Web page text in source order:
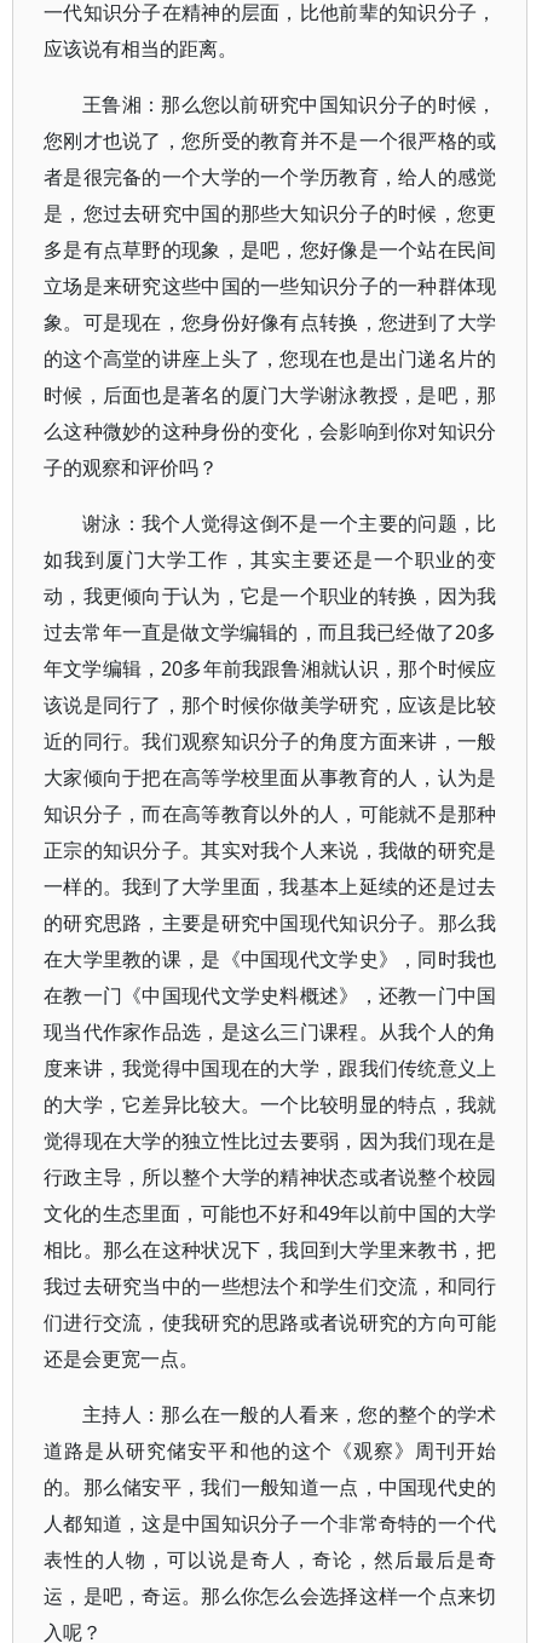
一代知识分子在精神的层面，比他前辈的知识分子，
应该说有相当的距离。
王鲁湘：那么您以前研究中国知识分子的时候，
您刚才也说了，您所受的教育并不是一个很严格的或
者是很完备的一个大学的一个学历教育，给人的感觉
是，您过去研究中国的那些大知识分子的时候，您更
多是有点草野的现象，是吧，您好像是一个站在民间
立场是来研究这些中国的一些知识分子的一种群体现
象。可是现在，您身份好像有点转换，您进到了大学
的这个高堂的讲座上头了，您现在也是出门递名片的
时候，后面也是著名的厦门大学谢泳教授，是吧，那
么这种微妙的这种身份的变化，会影响到你对知识分
子的观察和评价吗？
谢泳：我个人觉得这倒不是一个主要的问题，比
如我到厦门大学工作，其实主要还是一个职业的变
动，我更倾向于认为，它是一个职业的转换，因为我
过去常年一直是做文学编辑的，而且我已经做了20多
年文学编辑，20多年前我跟鲁湘就认识，那个时候应
该说是同行了，那个时候你做美学研究，应该是比较
近的同行。我们观察知识分子的角度方面来讲，一般
大家倾向于把在高等学校里面从事教育的人，认为是
知识分子，而在高等教育以外的人，可能就不是那种
正宗的知识分子。其实对我个人来说，我做的研究是
一样的。我到了大学里面，我基本上延续的还是过去
的研究思路，主要是研究中国现代知识分子。那么我
在大学里教的课，是《中国现代文学史》，同时我也
在教一门《中国现代文学史料概述》，还教一门中国
现当代作家作品选，是这么三门课程。从我个人的角
度来讲，我觉得中国现在的大学，跟我们传统意义上
的大学，它差异比较大。一个比较明显的特点，我就
觉得现在大学的独立性比过去要弱，因为我们现在是
行政主导，所以整个大学的精神状态或者说整个校园
文化的生态里面，可能也不好和49年以前中国的大学
相比。那么在这种状况下，我回到大学里来教书，把
我过去研究当中的一些想法个和学生们交流，和同行
们进行交流，使我研究的思路或者说研究的方向可能
还是会更宽一点。
主持人：那么在一般的人看来，您的整个的学术
道路是从研究储安平和他的这个《观察》周刊开始
的。那么储安平，我们一般知道一点，中国现代史的
人都知道，这是中国知识分子一个非常奇特的一个代
表性的人物，可以说是奇人，奇论，然后最后是奇
运，是吧，奇运。那么你怎么会选择这样一个点来切
入呢？